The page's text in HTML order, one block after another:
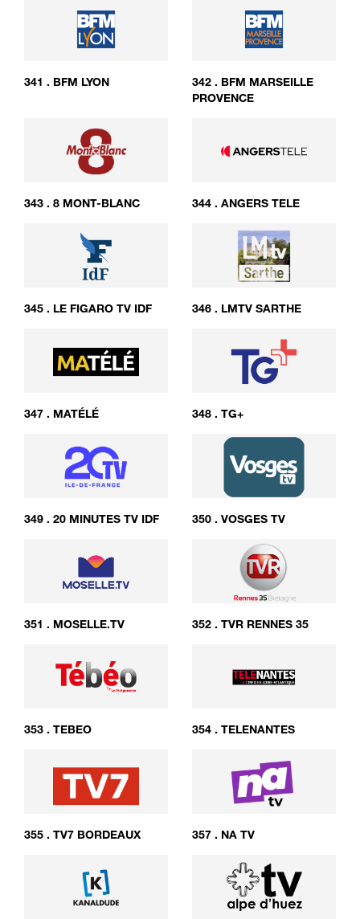
341 . BFM LYON 342 . BFM MARSEILLE
PROVENCE
343 . 8 MONT-BLANC 344 . ANGERS TELE
345 . LE FIGARO TV IDF 346 . LMTV SARTHE
347 . MATÉLÉ 348 . TG+
349 . 20 MINUTES TV IDF 350 . VOSGES TV
351 . MOSELLE.TV 352 . TVR RENNES 35
353 . TEBEO 354 . TELENANTES
355 . TV7 BORDEAUX 357 . NA TV